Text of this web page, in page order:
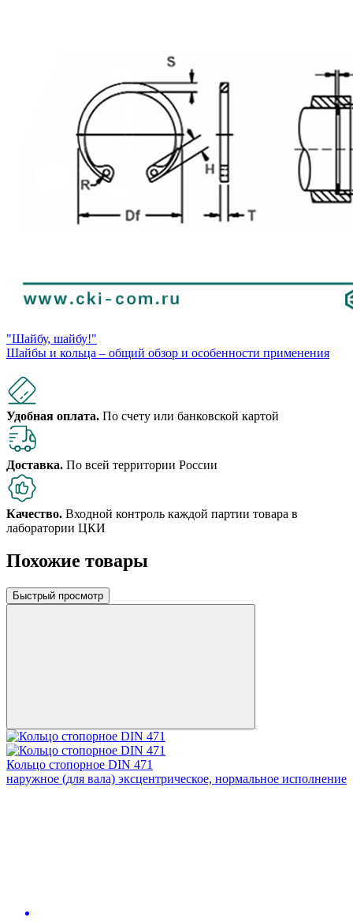
"Шайбу, шайбу!"
Шайбы и кольца – общий обзор и особенности применения
Удобная оплата. По счету или банковской картой
Доставка. По всей территории России
Качество. Входной контроль каждой партии товара в
лаборатории ЦКИ
Похожие товары
Быстрый просмотр
Кольцо стопорное DIN 471
наружное (для вала) эксцентрическое, нормальное исполнение